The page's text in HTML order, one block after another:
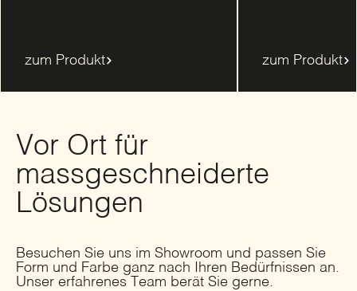
zum Produkt zum Produkt
Vor Ort für
massgeschneiderte
Lösungen
Besuchen Sie uns im Showroom und passen Sie
Form und Farbe ganz nach Ihren Bedürfnissen an.
Unser erfahrenes Team berät Sie gerne.